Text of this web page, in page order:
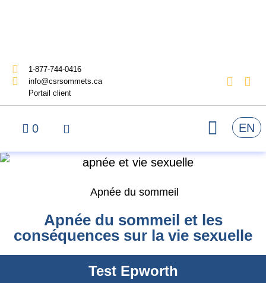
1-877-744-0416
info@csrsommets.ca
Portail client
EN
0
Apnée du sommeil
Apnée du sommeil et les
conséquences sur la vie sexuelle
Test Epworth